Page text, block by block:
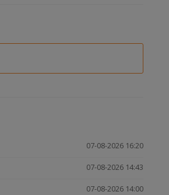
07-08-2026 16:20
07-08-2026 14:43
07-08-2026 14:00